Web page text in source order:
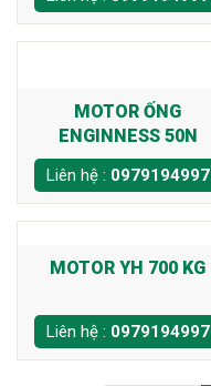
MOTOR ỐNG
ENGINNESS 50N
Liên hệ : 0979194997
MOTOR YH 700 KG
Liên hệ : 0979194997